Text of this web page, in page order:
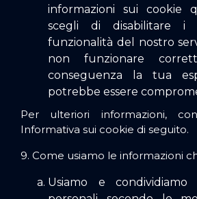
informazioni sui cookie
scegli di disabilitare i
funzionalità del nostro
non funzionare
conseguenza la tua
potrebbe essere
Per ulteriori informazioni,
Informativa sui cookie di seguito.
9. Come usiamo le informazioni
Usiamo e condividiamo